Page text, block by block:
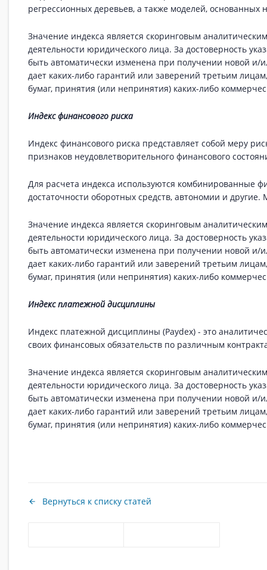
регрессионных деревьев, а также моделей, основанных
Значение индекса является скоринговым
деятельности юридического лица. За достоверность
быть автоматически изменена при получении новой
дает каких-либо гарантий или заверений третьим
бумаг, принятия (или непринятия) каких-либо
Индекс финансового риска
Индекс финансового риска представляет собой меру
признаков неудовлетворительного финансового
Для расчета индекса используются комбинированные
достаточности оборотных средств, автономии и
Значение индекса является скоринговым
деятельности юридического лица. За достоверность
быть автоматически изменена при получении новой
дает каких-либо гарантий или заверений третьим
бумаг, принятия (или непринятия) каких-либо
Индекс платежной дисциплины
Индекс платежной дисциплины (Paydex) - это
своих финансовых обязательств по различным
Значение индекса является скоринговым
деятельности юридического лица. За достоверность
быть автоматически изменена при получении новой
дает каких-либо гарантий или заверений третьим
бумаг, принятия (или непринятия) каких-либо
Вернуться к списку статей